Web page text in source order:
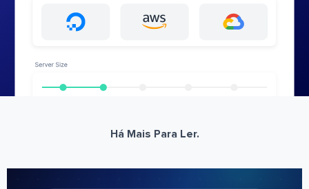
Há Mais Para Ler.